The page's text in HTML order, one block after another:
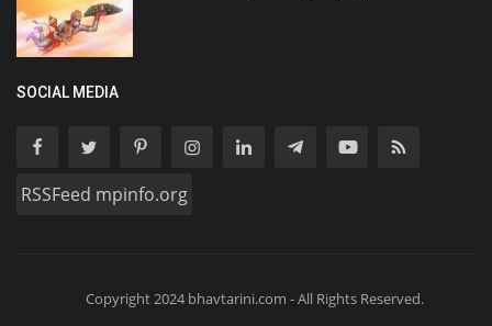
SOCIAL MEDIA
RSSFeed mpinfo.org
Copyright 2024 bhavtarini.com - All Rights Reserved.